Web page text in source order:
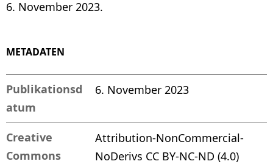
6. November 2023.
METADATEN
Publikationsd
atum
6. November 2023
Creative
Commons
Attribution-NonCommercial-
NoDerivs CC BY-NC-ND (4.0)